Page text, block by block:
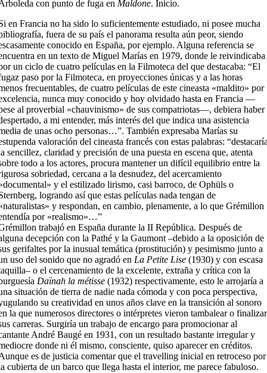
con punto de fuga enMaldone. Inicio.
en Francia no ha sido lo suficientemente estudiado, ni posee mucha
fuera de su país el panorama resulta aún peor, siendo
conocido en España, por ejemplo. Alguna referencia se
en un texto de Miguel Marías en 1979, donde le reivindicaba
un ciclo de cuatro películas en la Filmoteca del que destacaba: “El
paso por la Filmoteca, en proyecciones únicas y a las horas
frecuentables, de cuatro películas de este cineasta «maldito» por
nunca muy conocido y hoy olvidado hasta en Francia —
al proverbial «chauvinismo» de sus compatriotas—, debiera haber
a mi entender, más interés del que indica una asistencia
de unas ocho personas…”. También expresaba Marías su
valoración del cineasta francés con estas palabras:
sencillez, claridad y precisión de una puesta en escena que, atenta
todo a los actores, procura mantener un difícil equilibrio entre la
sobriedad, cercana a la desnudez, del acercamiento
y el estilizado lirismo, casi barroco, de Ophüls o
logrando así que estas películas nada tengan de
y respondan, en cambio, plenamente, a lo que Grémillon
por «realismo»…”
trabajó en España durante la II República. Después de
decepción con la Pathé y la Gaumont –debido a la oposición de
gerifaltes por la inusual temática (prostitución) y pesimismo junto a
uso del sonido que no agradó enLa Petite Lise (1930) y con escasa
o el cercenamiento de la excelente, extraña y crítica con la
Daïnah la métisse (1932) respectivamente, esto le arrojaría a
situación de tierra de nadie nada cómoda y con poca perspectiva,
su creatividad en unos años clave en la transición al sonoro
la que numerosos directores o intérpretes vieron tambalear o finalizar
carreras. Surgiría un trabajo de encargo para promocionar al
André Baugé en 1931, con un resultado bastante irregular y
donde ni él mismo, consciente, quiso aparecer en créditos.
es de justicia comentar que el travelling inicial en retroceso por
cubierta de un barco que llega hasta el interior, me parece fabuloso.